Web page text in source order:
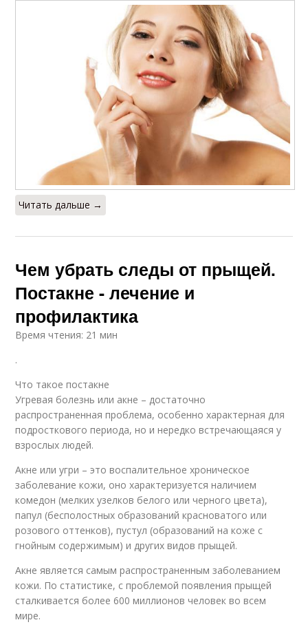
Читать дальше →
Чем убрать следы от прыщей.
Постакне - лечение и
профилактика
Время чтения: 21 мин
.
Что такое постакне
Угревая болезнь или акне – достаточно
распространенная проблема, особенно характерная для
подросткового периода, но и нередко встречающаяся у
взрослых людей.
Акне или угри – это воспалительное хроническое
заболевание кожи, оно характеризуется наличием
комедон (мелких узелков белого или черного цвета),
папул (бесполостных образований красноватого или
розового оттенков), пустул (образований на коже с
гнойным содержимым) и других видов прыщей.
Акне является самым распространенным заболеванием
кожи. По статистике, с проблемой появления прыщей
сталкивается более 600 миллионов человек во всем
мире.